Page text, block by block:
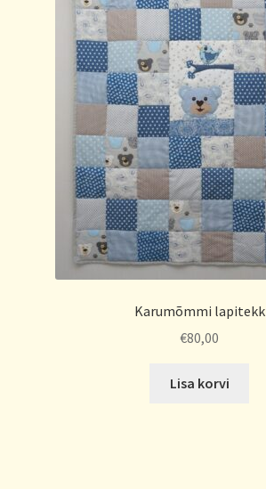
Karumõmmi lapitekk
€80,00
Lisa korvi